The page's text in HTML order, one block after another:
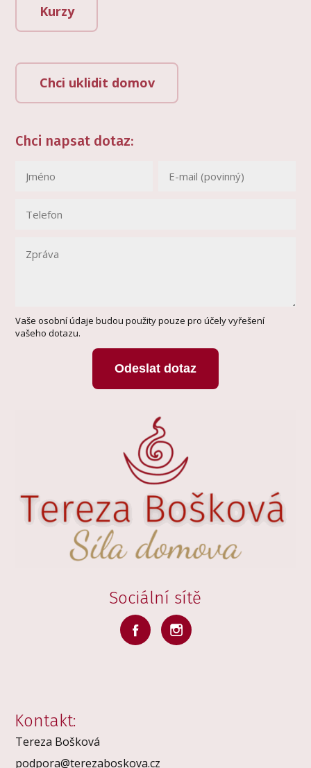
Kurzy
Chci uklidit domov
Chci napsat dotaz:
Vaše osobní údaje budou použity pouze pro účely vyřešení
vašeho dotazu.
Odeslat dotaz
Sociální sítě
Kontakt:
Tereza Bošková
podpora@terezaboskova.cz